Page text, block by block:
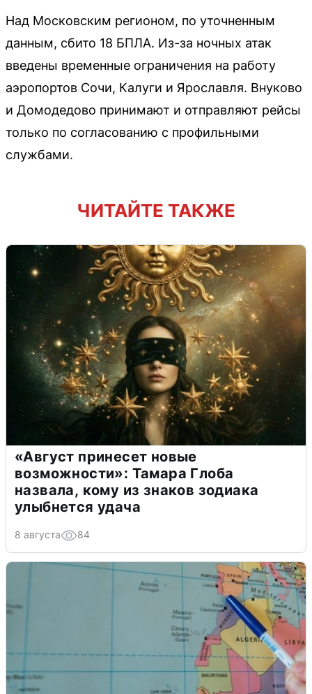
Над Московским регионом, по уточненным
данным, сбито 18 БПЛА. Из-за ночных атак
введены временные ограничения на работу
аэропортов Сочи, Калуги и Ярославля. Внуково
и Домодедово принимают и отправляют рейсы
только по согласованию с профильными
службами.
ЧИТАЙТЕ ТАКЖЕ
«Август принесет новые
возможности»: Тамара Глоба
назвала, кому из знаков зодиака
улыбнется удача
8 августа 84